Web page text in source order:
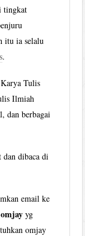
tingkat
itu ia selalu
.
Tulis
Ilmiah
dan berbagai
dibaca di
email ke
yg
omjay